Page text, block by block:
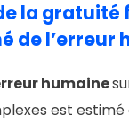
la gratuité
de l’erreur
humaine
est estimé